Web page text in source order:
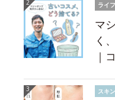
ライ
マ
く
｜
スキ